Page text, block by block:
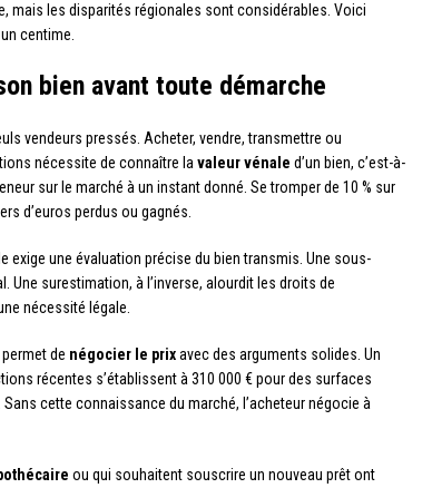
mais les disparités régionales sont considérables. Voici
centime.
bien avant toute démarche
vendeurs pressés. Acheter, vendre, transmettre ou
nécessite de connaître la valeur vénale d’un bien, c’est-à-
sur le marché à un instant donné. Se tromper de 10 % sur
d’euros perdus ou gagnés.
exige une évaluation précise du bien transmis. Une sous-
surestimation, à l’inverse, alourdit les droits de
nécessité légale.
de négocier le prixavec des arguments solides. Un
récentes s’établissent à 310 000 € pour des surfaces
cette connaissance du marché, l’acheteur négocie à
ou qui souhaitent souscrire un nouveau prêt ont